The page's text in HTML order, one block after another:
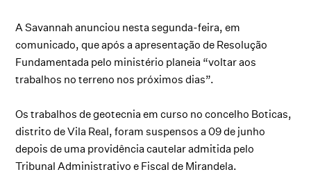
A Savannah anunciou nesta segunda-feira, em
comunicado, que após a apresentação de Resolução
Fundamentada pelo ministério planeia “voltar aos
trabalhos no terreno nos próximos dias”.
Os trabalhos de geotecnia em curso no concelho Boticas,
distrito de Vila Real, foram suspensos a 09 de junho
depois de uma providência cautelar admitida pelo
Tribunal Administrativo e Fiscal de Mirandela.